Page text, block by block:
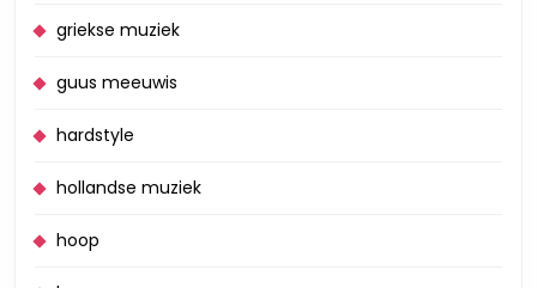
griekse muziek
guus meeuwis
hardstyle
hollandse muziek
hoop